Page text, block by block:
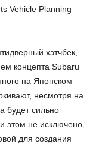
Vehicle Planning
хэтчбек,
концепта Subaru
на Японском
несмотря на
будет сильно
этом не исключено,
для создания